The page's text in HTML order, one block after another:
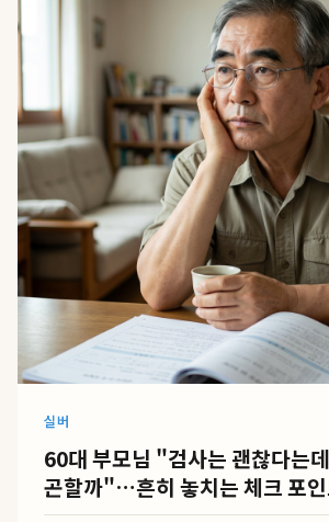
실버
60대 부모님 "검사는 괜찮다는
곤할까"…흔히 놓치는 체크 포